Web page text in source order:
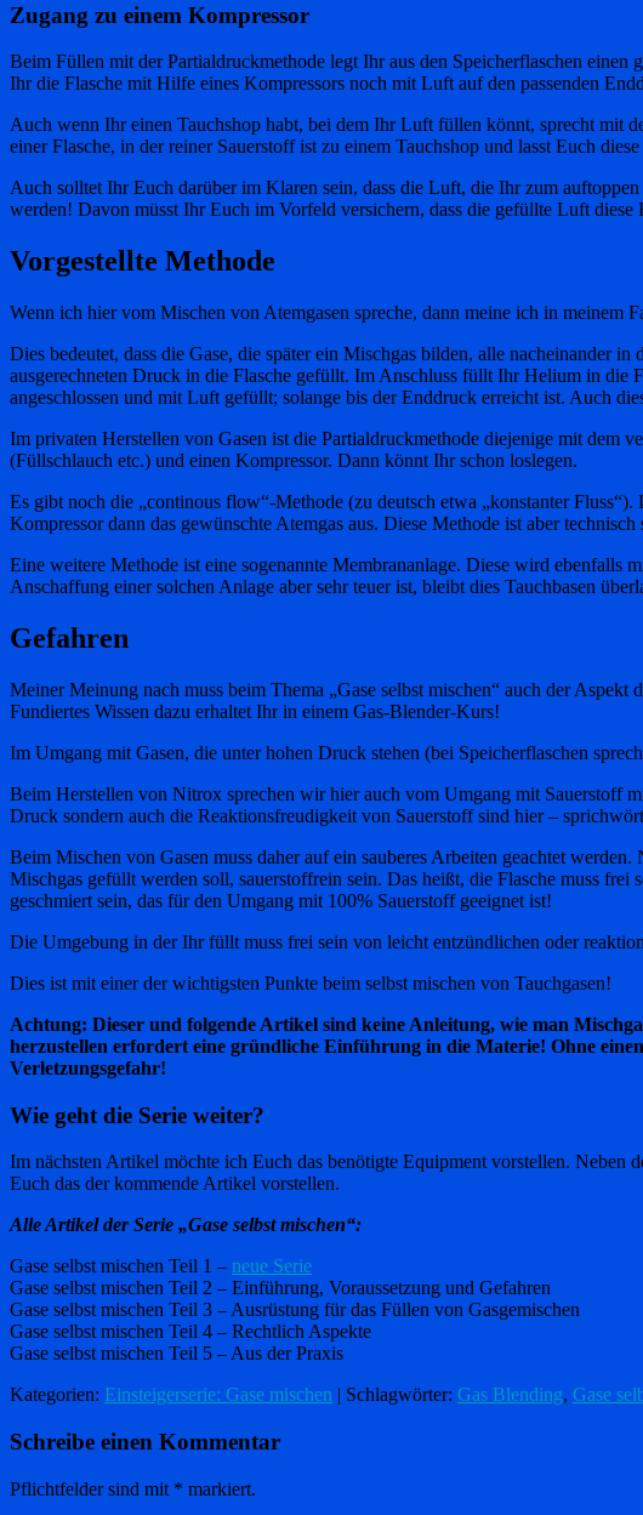
Zugang zu einem Kompressor
Beim Füllen mit der Partialdruckmethode legt Ihr aus den Speicherflaschen
Ihr die Flasche mit Hilfe eines Kompressors noch mit Luft auf den passenden
Auch wenn Ihr einen Tauchshop habt, bei dem Ihr Luft füllen könnt, sprecht mit
einer Flasche, in der reiner Sauerstoff ist zu einem Tauchshop und lasst Euch
Auch solltet Ihr Euch darüber im Klaren sein, dass die Luft, die Ihr zum
werden! Davon müsst Ihr Euch im Vorfeld versichern, dass die gefüllte Luft
Vorgestellte Methode
Wenn ich hier vom Mischen von Atemgasen spreche, dann meine ich in meinem
Dies bedeutet, dass die Gase, die später ein Mischgas bilden, alle nacheinander
ausgerechneten Druck in die Flasche gefüllt. Im Anschluss füllt Ihr Helium in die
angeschlossen und mit Luft gefüllt; solange bis der Enddruck erreicht ist. Auch
Im privaten Herstellen von Gasen ist die Partialdruckmethode diejenige mit dem
(Füllschlauch etc.) und einen Kompressor. Dann könnt Ihr schon loslegen.
Es gibt noch die „continous flow“-Methode (zu deutsch etwa „konstanter
Kompressor dann das gewünschte Atemgas aus. Diese Methode ist aber
Eine weitere Methode ist eine sogenannte Membrananlage. Diese wird
Anschaffung einer solchen Anlage aber sehr teuer ist, bleibt dies Tauchbasen
Gefahren
Meiner Meinung nach muss beim Thema „Gase selbst mischen“ auch der
Fundiertes Wissen dazu erhaltet Ihr in einem Gas-Blender-Kurs!
Im Umgang mit Gasen, die unter hohen Druck stehen (bei Speicherflaschen
Beim Herstellen von Nitrox sprechen wir hier auch vom Umgang mit Sauerstoff
Druck sondern auch die Reaktionsfreudigkeit von Sauerstoff sind hier –
Beim Mischen von Gasen muss daher auf ein sauberes Arbeiten geachtet
Mischgas gefüllt werden soll, sauerstoffrein sein. Das heißt, die Flasche muss
geschmiert sein, das für den Umgang mit 100% Sauerstoff geeignet ist!
Die Umgebung in der Ihr füllt muss frei sein von leicht entzündlichen oder
Dies ist mit einer der wichtigsten Punkte beim selbst mischen von Tauchgasen!
Achtung: Dieser und folgende Artikel sind keine Anleitung, wie man
herzustellen erfordert eine gründliche Einführung in die Materie! Ohne
Verletzungsgefahr!
Wie geht die Serie weiter?
Im nächsten Artikel möchte ich Euch das benötigte Equipment vorstellen.
Euch das der kommende Artikel vorstellen.
Alle Artikel der Serie „Gase selbst mischen“:
Gase selbst mischen Teil 1 – neue Serie
Gase selbst mischen Teil 2 – Einführung, Voraussetzung und Gefahren
Gase selbst mischen Teil 3 – Ausrüstung für das Füllen von Gasgemischen
Gase selbst mischen Teil 4 – Rechtlich Aspekte
Gase selbst mischen Teil 5 – Aus der Praxis
Kategorien: Einsteigerserie: Gase mischen | Schlagwörter: Gas Blending, Gase
Schreibe einen Kommentar
Pflichtfelder sind mit * markiert.